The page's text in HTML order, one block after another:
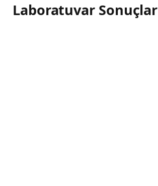
Laboratuvar